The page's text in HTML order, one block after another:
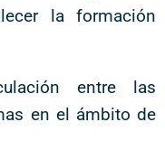
la formación
entre las
en el ámbito de